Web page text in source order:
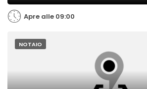
Apre alle 09:00
NOTAIO